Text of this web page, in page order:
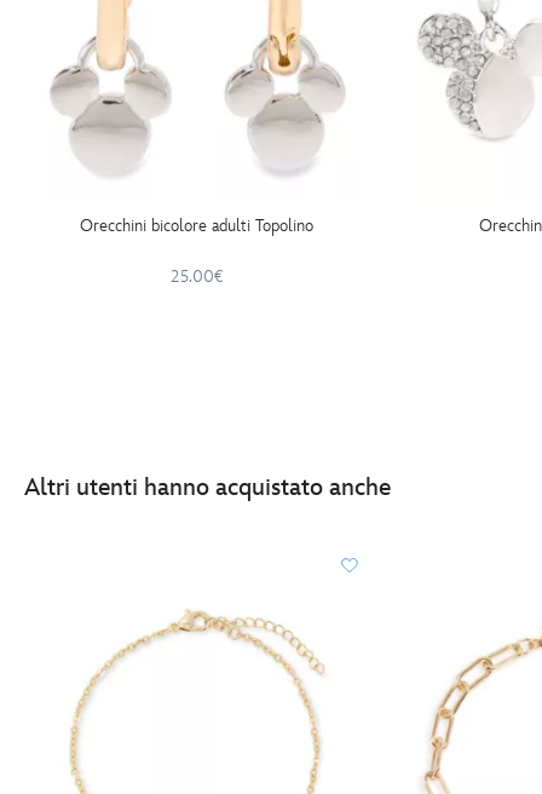
Orecchini bicolore adulti Topolino
25.00€
Altri utenti hanno acquistato anche